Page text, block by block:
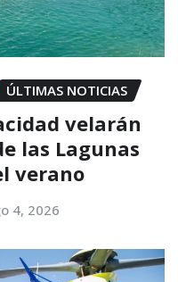
ÚLTIMAS NOTICIAS
velarán
las Lagunas
verano
4, 2026